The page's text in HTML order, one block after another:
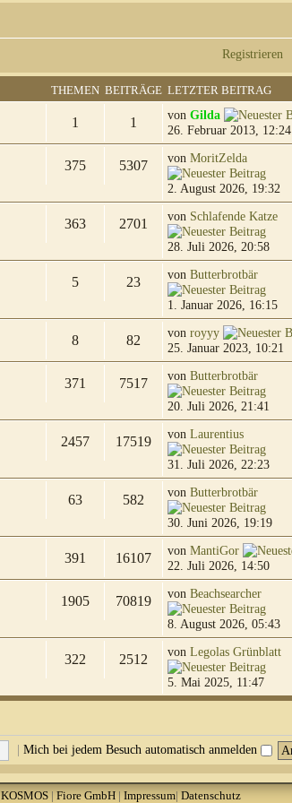
Registrieren
THEMEN BEITRÄGE LETZTER BEITRAG
1 1 von Gilda
26. Februar 2013, 12:24
375 5307 von MoritZelda
2. August 2026, 19:32
363 2701 von Schlafende Katze
28. Juli 2026, 20:58
5 23 von Butterbrotbär
1. Januar 2026, 16:15
8 82 von royyy
25. Januar 2023, 10:21
371 7517 von Butterbrotbär
20. Juli 2026, 21:41
2457 17519 von Laurentius
31. Juli 2026, 22:23
63 582 von Butterbrotbär
30. Juni 2026, 19:19
391 16107 von MantiGor
22. Juli 2026, 14:50
1905 70819 von Beachsearcher
8. August 2026, 05:43
322 2512 von Legolas Grünblatt
5. Mai 2025, 11:47
| Mich bei jedem Besuch automatisch anmelden
KOSMOS| Fiore GmbH| Impressum| Datenschutz